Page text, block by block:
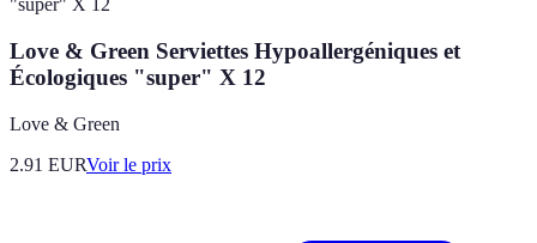
Love & Green Serviettes Hypoallergéniques et
Écologiques "super" X 12
Love & Green
2.91 EURVoir le prix